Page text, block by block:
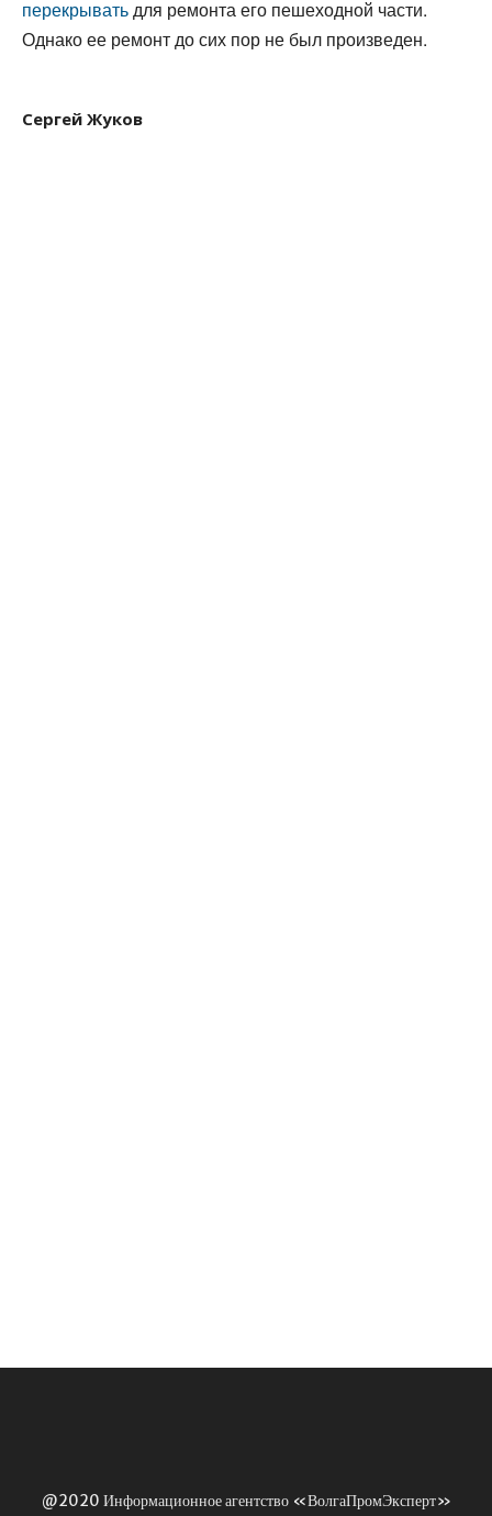
перекрыватьдля ремонта его пешеходной части.
Однако ее ремонт до сих пор не был произведен.
Сергей Жуков
@2020 Информационное агентство «ВолгаПромЭксперт»